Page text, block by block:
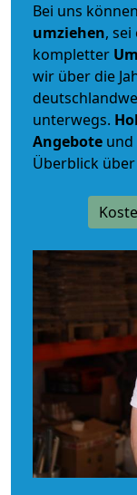
Bei uns
umziehen, sei
kompletter
wir über die
unterwegs.
Angebote und
Überblick